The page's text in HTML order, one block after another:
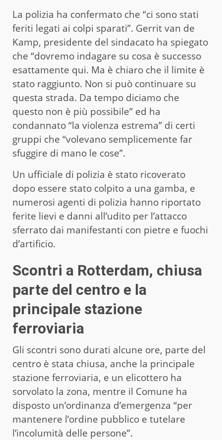
La polizia ha confermato che “ci sono stati
feriti legati ai colpi sparati”. Gerrit van de
Kamp, presidente del sindacato ha spiegato
che “dovremo indagare su cosa è successo
esattamente qui. Ma è chiaro che il limite è
stato raggiunto. Non si può continuare su
questa strada. Da tempo diciamo che
questo non è più possibile” ed ha
condannato “la violenza estrema” di certi
gruppi che “volevano semplicemente far
sfuggire di mano le cose”.
Un ufficiale di polizia è stato ricoverato
dopo essere stato colpito a una gamba, e
numerosi agenti di polizia hanno riportato
ferite lievi e danni all’udito per l’attacco
sferrato dai manifestanti con pietre e fuochi
d’artificio.
Scontri a Rotterdam, chiusa
parte del centro e la
principale stazione
ferroviaria
Gli scontri sono durati alcune ore, parte del
centro è stata chiusa, anche la principale
stazione ferroviaria, e un elicottero ha
sorvolato la zona, mentre il Comune ha
disposto un’ordinanza d’emergenza “per
mantenere l’ordine pubblico e tutelare
l’incolumità delle persone”.